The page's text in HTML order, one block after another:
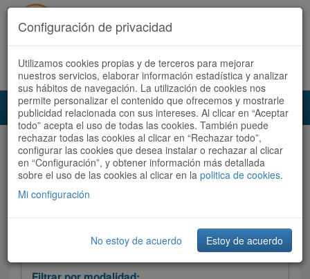
Acceder Registrate ahora Español | Català
Audioruta Todas las rutas
Todas las rutas
Ordenar por: Más recientes /
Filtrar las rutas
Configuración de privacidad
Utilizamos cookies propias y de terceros para mejorar
nuestros servicios, elaborar información estadística y analizar
sus hábitos de navegación. La utilización de cookies nos
permite personalizar el contenido que ofrecemos y mostrarle
publicidad relacionada con sus intereses. Al clicar en “Aceptar
todo” acepta el uso de todas las cookies. También puede
rechazar todas las cookies al clicar en “Rechazar todo”,
configurar las cookies que desea instalar o rechazar al clicar
en “Configuración”, y obtener información más detallada
sobre el uso de las cookies al clicar en la politica de cookies.
Mi configuración
No estoy de acuerdo Estoy de acuerdo